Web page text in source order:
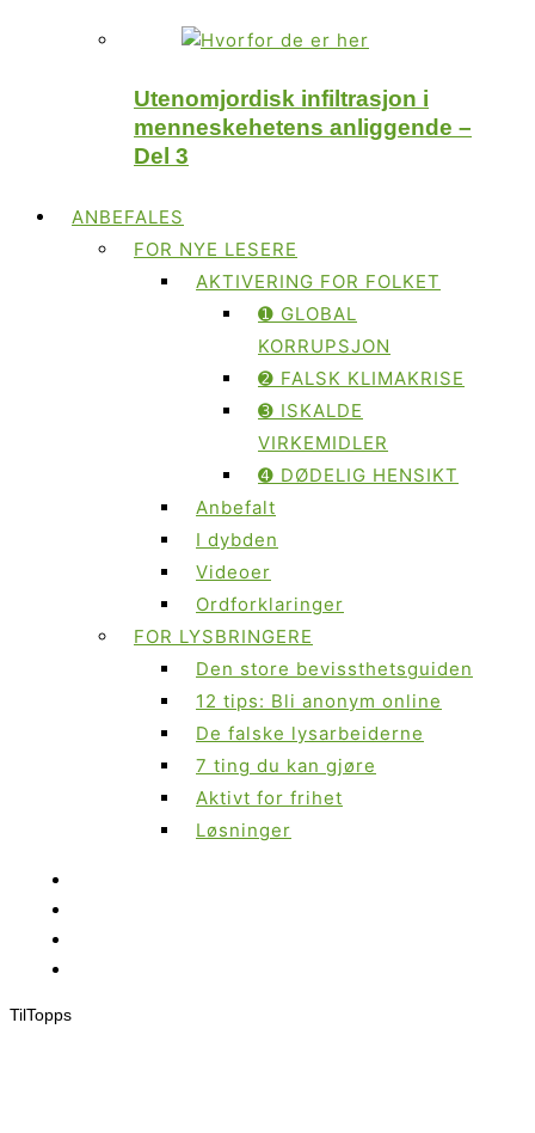
Utenomjordisk infiltrasjon i
menneskehetens anliggende –
Del 3
ANBEFALES
FOR NYE LESERE
AKTIVERING FOR FOLKET
➊ GLOBAL
KORRUPSJON
➋ FALSK KLIMAKRISE
➌ ISKALDE
VIRKEMIDLER
➍ DØDELIG HENSIKT
Anbefalt
I dybden
Videoer
Ordforklaringer
FOR LYSBRINGERE
Den store bevissthetsguiden
12 tips: Bli anonym online
De falske lysarbeiderne
7 ting du kan gjøre
Aktivt for frihet
Løsninger
TilTopps